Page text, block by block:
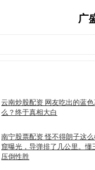
广
云南炒股配资 网友吃出的蓝
么？终于真相大白
南宁股票配资 怪不得朗子这
窟曝光，导弹排了几公里。懂
压倒性胜